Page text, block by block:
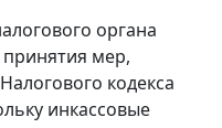
органа
принятия мер,
Налогового кодекса
инкассовые